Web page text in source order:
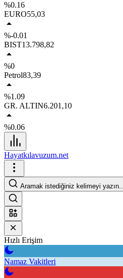
%0.16
EURO55,03
%-0.01
BIST13.798,82
%0
Petrol83,39
%1.09
GR. ALTIN6.201,10
%0.06
Hayatkılavuzum.net
Aramak istediğiniz kelimeyi yazın..
Hızlı Erişim
Namaz Vakitleri